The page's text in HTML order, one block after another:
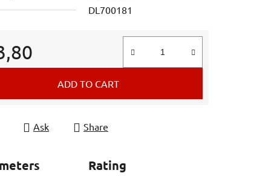
DL700181
price:
ADD TO CART
Ask Share
Rating